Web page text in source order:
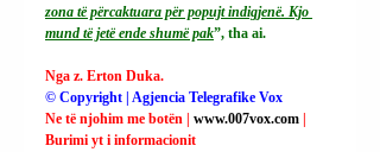
zona të përcaktuara për popujt indigjenë. Kjo
mund të jetë ende shumë pak”, tha ai.
Nga z. Erton Duka.
© Copyright | Agjencia Telegrafike Vox
Ne të njohim me botën | www.007vox.com |
Burimi yt i informacionit